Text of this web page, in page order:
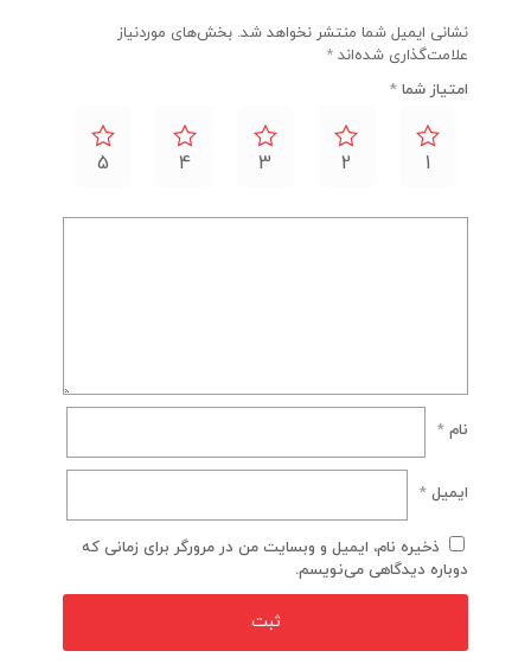
نشانی ایمیل شما منتشر نخواهد شد. بخش‌های موردنیاز
علامت‌گذاری شده‌اند *
امتیاز شما *
1
2
3
4
5
نام *
ایمیل *
ذخیره نام، ایمیل و وبسایت من در مرورگر برای زمانی که
دوباره دیدگاهی می‌نویسم.